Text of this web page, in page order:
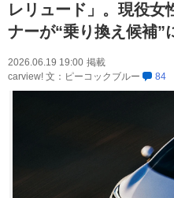
レリュード」。現役女
ナーが“乗り換え候補”
2026.06.19 19:00 掲載
carview! 文：ピーコックブルー
84